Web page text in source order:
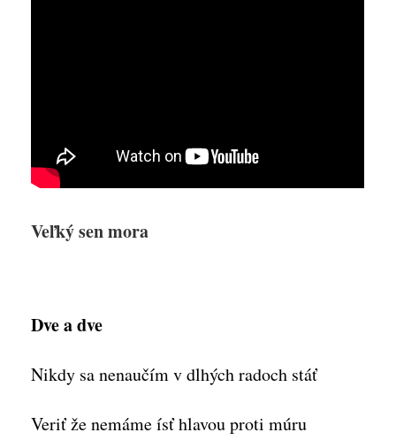
Veľký sen mora
Dve a dve
Nikdy sa nenaučím v dlhých radoch stáť
Veriť že nemáme ísť hlavou proti múru